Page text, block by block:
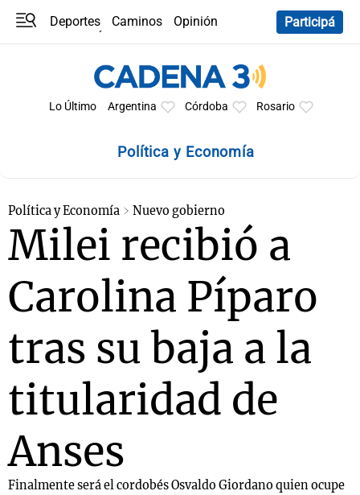
Deportes Caminos
Opinión
Participá
Lo Último Argentina Córdoba Rosario
Política y Economía
Política y Economía Nuevo gobierno
Milei recibió a
Carolina Píparo
tras su baja a la
titularidad de
Anses
Finalmente será el cordobés Osvaldo Giordano quien ocupe